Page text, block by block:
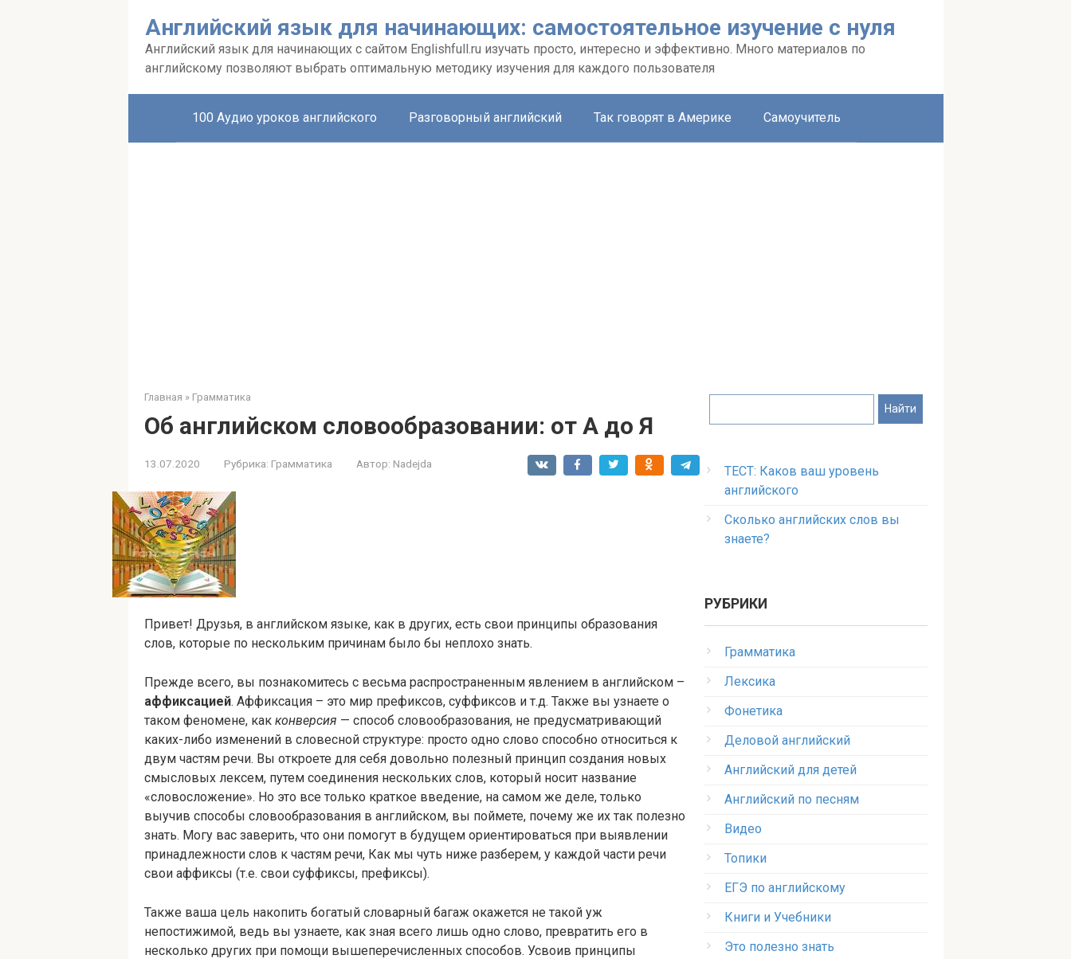
Английский язык для начинающих: самостоятельное изучение с нуля
Английский язык для начинающих с сайтом Еnglishfull.ru изучать просто, интересно и эффективно. Много материалов по
английскому позволяют выбрать оптимальную методику изучения для каждого пользователя
100 Аудио уроков английского Разговорный английский Так говорят в Америке Самоучитель
Главная » Грамматика
Об английском словообразовании: от А до Я
13.07.2020 Рубрика: Грамматика Автор: Nadejda
Привет! Друзья, в английском языке, как в других, есть свои принципы образования
слов, которые по нескольким причинам было бы неплохо знать.
Прежде всего, вы познакомитесь с весьма распространенным явлением в английском –
аффиксацией. Аффиксация – это мир префиксов, суффиксов и т.д. Также вы узнаете о
таком феномене, как конверсия — способ словообразования, не предусматривающий
каких-либо изменений в словесной структуре: просто одно слово способно относиться к
двум частям речи. Вы откроете для себя довольно полезный принцип создания новых
смысловых лексем, путем соединения нескольких слов, который носит название
«словосложение». Но это все только краткое введение, на самом же деле, только
выучив способы словообразования в английском, вы поймете, почему же их так полезно
знать. Могу вас заверить, что они помогут в будущем ориентироваться при выявлении
принадлежности слов к частям речи, Как мы чуть ниже разберем, у каждой части речи
свои аффиксы (т.е. свои суффиксы, префиксы).
Также ваша цель накопить богатый словарный багаж окажется не такой уж
непостижимой, ведь вы узнаете, как зная всего лишь одно слово, превратить его в
несколько других при помощи вышеперечисленных способов. Усвоив принципы
ТЕСТ: Каков ваш уровень
английского
Сколько английских слов вы
знаете?
РУБРИКИ
Грамматика
Лексика
Фонетика
Деловой английский
Английский для детей
Английский по песням
Видео
Топики
ЕГЭ по английскому
Книги и Учебники
Это полезно знать